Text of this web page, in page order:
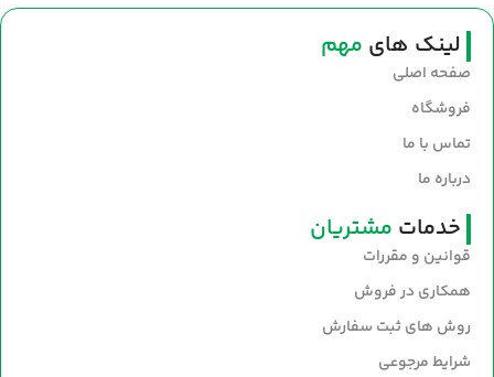
خوش‌عطر و صبحانه‌های مقوی است. سلامت
و طعم اصیل را با روغن نیک‌منش به
سفره‌های خود بیاورید.
لینک های مهم
صفحه اصلی
فروشگاه
تماس با ما
درباره ما
خدمات مشتریان
قوانین و مقررات
همکاری در فروش
روش های ثبت سفارش
شرایط مرجوعی